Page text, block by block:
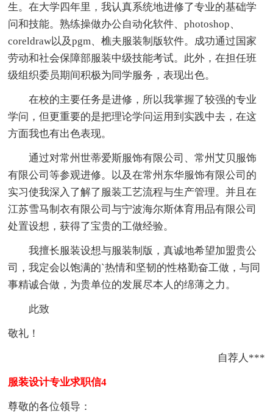
生。在大学四年里，我认真系统地进修了专业的基础学
问和技能。熟练操做办公自动化软件、photoshop、
coreldraw以及pgm、樵夫服装制版软件。成功通过国家
劳动和社会保障部服装中级技能考试。此外，在担任班
级组织委员期间积极为同学服务，表现出色。
在校的主要任务是进修，所以我掌握了较强的专业
学问，但更重要的是把理论学问运用到实践中去，在这
方面我也有出色表现。
通过对常州世蒂爱斯服饰有限公司、常州艾贝服饰
有限公司等参观进修。以及在常州东华服饰有限公司的
实习使我深入了解了服装工艺流程与生产管理。并且在
江苏雪马制衣有限公司与宁波海尔斯体育用品有限公司
处置设想，获得了宝贵的工做经验。
我擅长服装设想与服装制版，真诚地希望加盟贵公
司，我定会以饱满的`热情和坚韧的性格勤奋工做，与同
事精诚合做，为贵单位的发展尽本人的绵薄之力。
此致
敬礼！
自荐人***
服装设计专业求职信4
尊敬的各位领导：